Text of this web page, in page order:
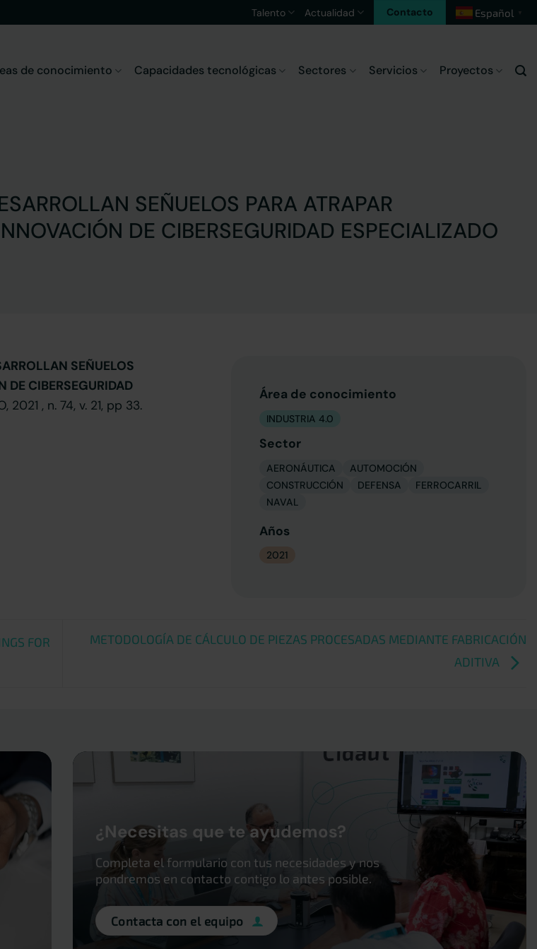
Talento Actualidad Contacto Español ▼
de conocimiento Capacidades tecnológicas Sectores Servicios Proyectos
SEÑUELOS PARA ATRAPAR
DE CIBERSEGURIDAD ESPECIALIZADO
SEÑUELOS
DE CIBERSEGURIDAD
2021 , n. 74, v. 21, pp 33.
Área de conocimiento
INDUSTRIA 4.0
Sector
AERONÁUTICA
AUTOMOCIÓN
CONSTRUCCIÓN
DEFENSA
FERROCARRIL
NAVAL
Años
2021
FOR
METODOLOGÍA DE CÁLCULO DE PIEZAS PROCESADAS MEDIANTE FABRICACIÓN
ADITIVA
¿Necesitas que te ayudemos?
Completa el formulario con tus necesidades y nos
pondremos en contacto contigo lo antes posible.
Contacta con el equipo